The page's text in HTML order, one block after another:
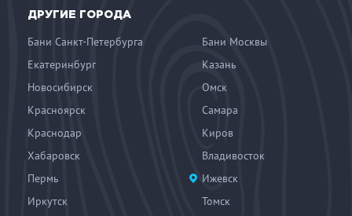
ДРУГИЕ ГОРОДА
Бани Санкт-Петербурга
Бани Москвы
Екатеринбург
Казань
Новосибирск
Омск
Красноярск
Самара
Краснодар
Киров
Хабаровск
Владивосток
Пермь
Ижевск
Иркутск
Томск